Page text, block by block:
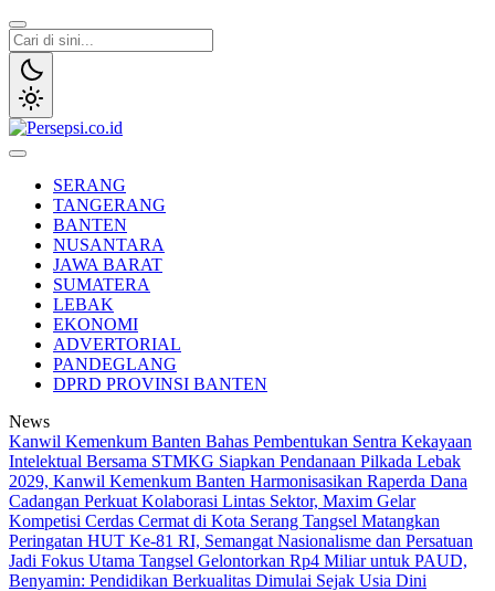
Lewati
ke
konten
SERANG
TANGERANG
BANTEN
NUSANTARA
JAWA BARAT
SUMATERA
LEBAK
EKONOMI
ADVERTORIAL
PANDEGLANG
DPRD PROVINSI BANTEN
News
Kanwil Kemenkum Banten Bahas Pembentukan Sentra Kekayaan
Intelektual Bersama STMKG Siapkan Pendanaan Pilkada Lebak
2029, Kanwil Kemenkum Banten Harmonisasikan Raperda Dana
Cadangan Perkuat Kolaborasi Lintas Sektor, Maxim Gelar
Kompetisi Cerdas Cermat di Kota Serang Tangsel Matangkan
Peringatan HUT Ke-81 RI, Semangat Nasionalisme dan Persatuan
Jadi Fokus Utama Tangsel Gelontorkan Rp4 Miliar untuk PAUD,
Benyamin: Pendidikan Berkualitas Dimulai Sejak Usia Dini